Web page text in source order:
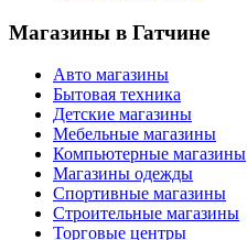
Магазины в Гатчине
Авто магазины
Бытовая техника
Детские магазины
Мебельные магазины
Компьютерные магазины
Магазины одежды
Спортивные магазины
Строительные магазины
Торговые центры